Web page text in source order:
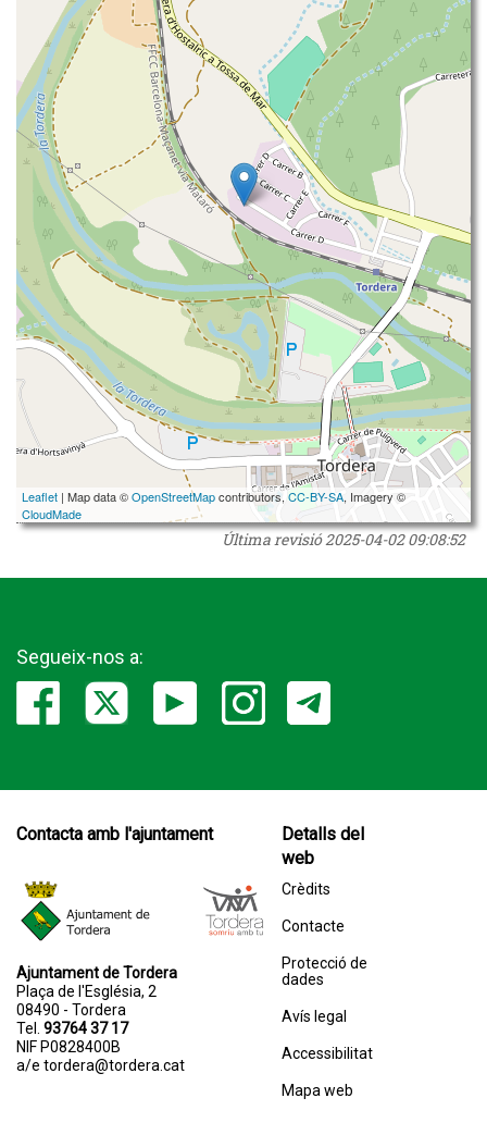
Leaflet | Map data ©OpenStreetMapcontributors,CC-BY-SA, Imagery ©
CloudMade
Última revisió2025-04-02 09:08:52
Segueix-nos a:
Contacta amb l'ajuntament
Ajuntament de Tordera
Plaça de l'Església, 2
08490 - Tordera
Tel. 93764 37 17
NIF P0828400B
a/e tordera@tordera.cat
Detalls del
web
Crèdits
Contacte
Protecció de
dades
Avís legal
Accessibilitat
Mapa web